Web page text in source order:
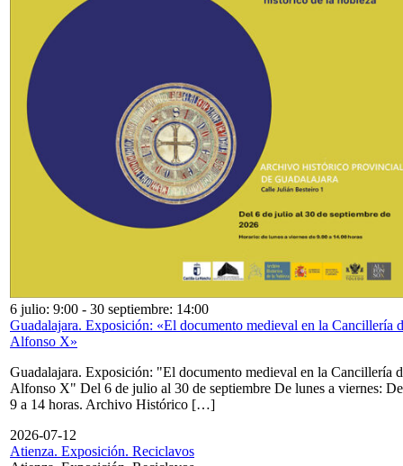
6 julio: 9:00 - 30 septiembre: 14:00
Guadalajara. Exposición: «El documento medieval en la Cancillería
Alfonso X»
Guadalajara. Exposición: "El documento medieval en la Cancillería
Alfonso X" Del 6 de julio al 30 de septiembre De lunes a viernes: De
9 a 14 horas. Archivo Histórico […]
2026-07-12
Atienza. Exposición. Reciclavos